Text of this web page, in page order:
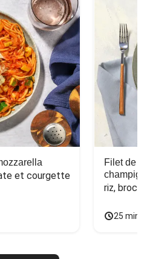
et courgette
Filet de
riz,
25